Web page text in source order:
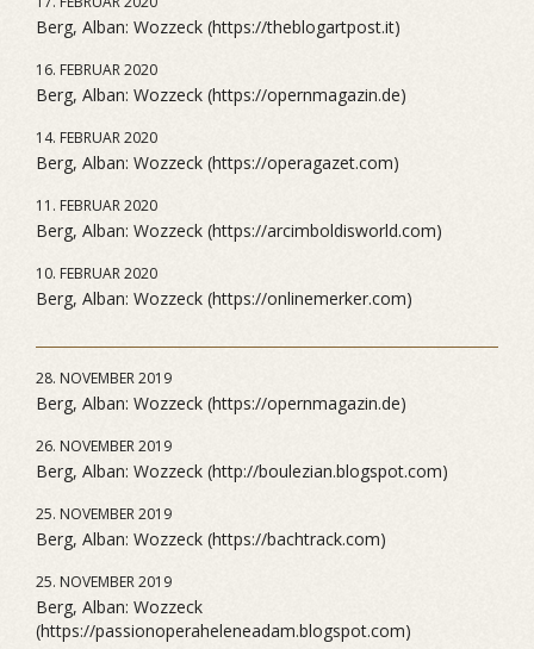
Berg, Alban: Wozzeck (https://theblogartpost.it)
16. FEBRUAR 2020
Berg, Alban: Wozzeck (https://opernmagazin.de)
14. FEBRUAR 2020
Berg, Alban: Wozzeck (https://operagazet.com)
11. FEBRUAR 2020
Berg, Alban: Wozzeck (https://arcimboldisworld.com)
10. FEBRUAR 2020
Berg, Alban: Wozzeck (https://onlinemerker.com)
28. NOVEMBER 2019
Berg, Alban: Wozzeck (https://opernmagazin.de)
26. NOVEMBER 2019
Berg, Alban: Wozzeck (http://boulezian.blogspot.com)
25. NOVEMBER 2019
Berg, Alban: Wozzeck (https://bachtrack.com)
25. NOVEMBER 2019
Berg, Alban: Wozzeck
(https://passionoperaheleneadam.blogspot.com)